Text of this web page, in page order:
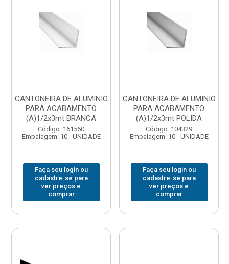
CANTONEIRA DE ALUMINIO
PARA ACABAMENTO
(A)1/2x3mt BRANCA
Código: 161560
Embalagem: 10 - UNIDADE
Faça seu login ou
cadastre-se para
ver preços e
comprar
CANTONEIRA DE ALUMINIO
PARA ACABAMENTO
(A)1/2x3mt POLIDA
Código: 104329
Embalagem: 10 - UNIDADE
Faça seu login ou
cadastre-se para
ver preços e
comprar